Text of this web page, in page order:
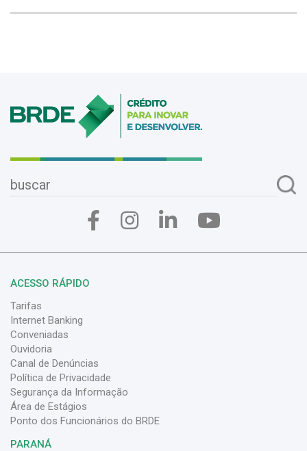
ACESSO RÁPIDO
Tarifas
Internet Banking
Conveniadas
Ouvidoria
Canal de Denúncias
Política de Privacidade
Segurança da Informação
Área de Estágios
Ponto dos Funcionários do BRDE
PARANÁ